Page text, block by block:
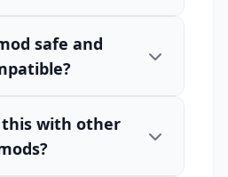
safe and
this with other